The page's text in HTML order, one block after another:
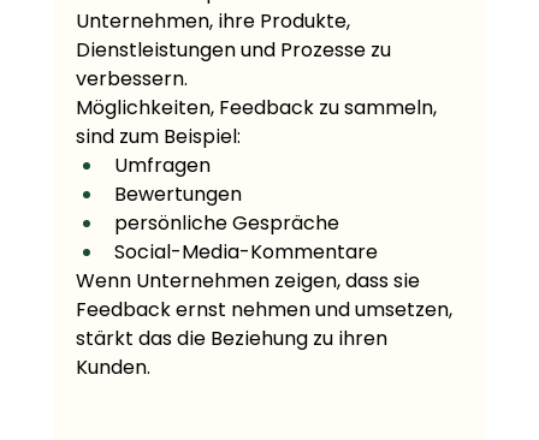
Unternehmen, ihre Produkte,
Dienstleistungen und Prozesse zu
verbessern.
Möglichkeiten, Feedback zu sammeln,
sind zum Beispiel:
Umfragen
Bewertungen
persönliche Gespräche
Social-Media-Kommentare
Wenn Unternehmen zeigen, dass sie
Feedback ernst nehmen und umsetzen,
stärkt das die Beziehung zu ihren
Kunden.